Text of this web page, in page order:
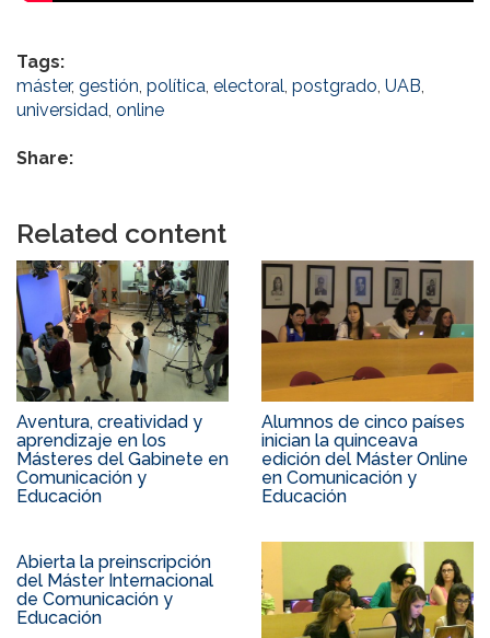
Tags:
máster, gestión, política, electoral, postgrado, UAB,
universidad, online
Share:
Related content
Aventura, creatividad y
aprendizaje en los
Másteres del Gabinete en
Comunicación y
Educación
Alumnos de cinco países
inician la quinceava
edición del Máster Online
en Comunicación y
Educación
Abierta la preinscripción
del Máster Internacional
de Comunicación y
Educación